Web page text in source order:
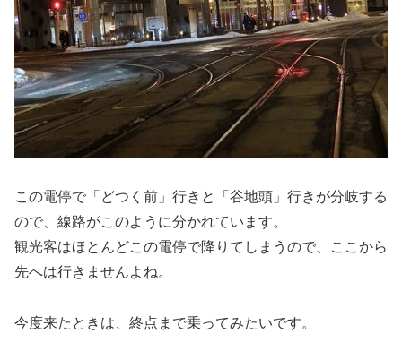
この電停で「どつく前」行きと「谷地頭」行きが分岐する
ので、線路がこのように分かれています。
観光客はほとんどこの電停で降りてしまうので、ここから
先へは行きませんよね。
今度来たときは、終点まで乗ってみたいです。